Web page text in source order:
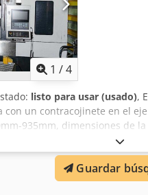
1 /4
listo para usar (usado),
con un contracojinete en el
935mm, dimensiones de
husillo: 42kW, velocidad:
m/min, precisión de
28, máx. diámetro de la
Peso de la herramienta: 15
Guardar